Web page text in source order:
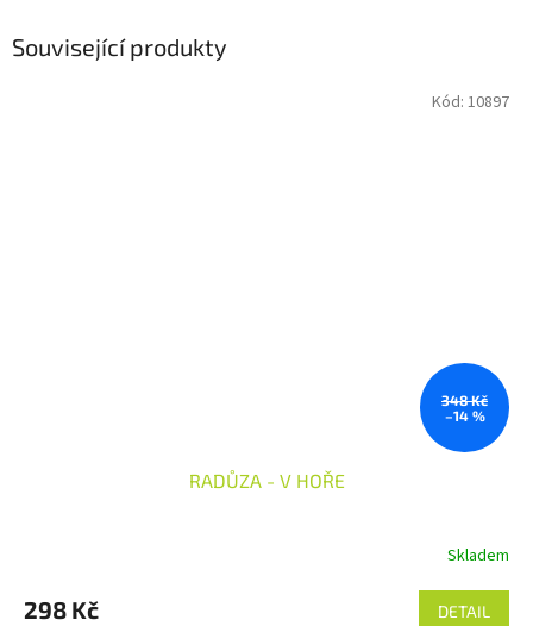
Související produkty
348 Kč
–14 %
RADŮZA - V HOŘE
Skladem
298 Kč DETAIL
Kód: 10897